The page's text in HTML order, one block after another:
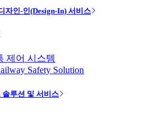
자인-인(Design-In) 서비스
제어 시스템
Safety Solution
루션 및 서비스